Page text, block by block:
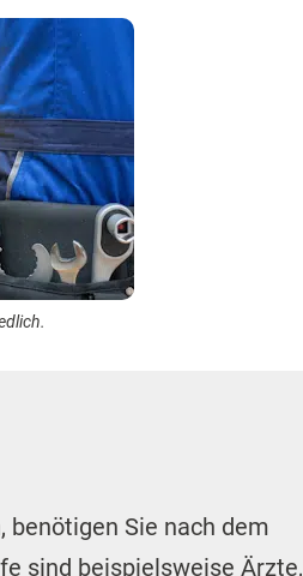
Sie nach dem
sind beispielsweise Ärzte,